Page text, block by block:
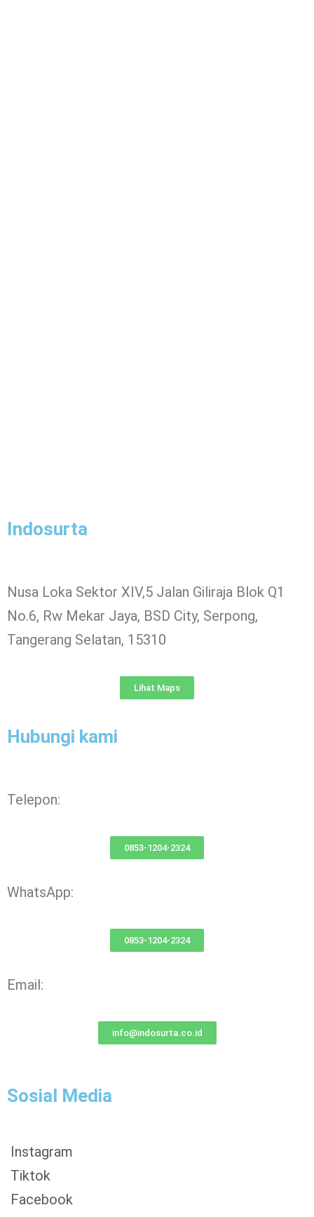
Indosurta
Nusa Loka Sektor XIV,5 Jalan Giliraja Blok Q1
No.6, Rw Mekar Jaya, BSD City, Serpong,
Tangerang Selatan, 15310
Lihat Maps
Hubungi kami
Telepon:
0853-1204-2324
WhatsApp:
0853-1204-2324
Email:
info@indosurta.co.id
Sosial Media
Instagram
Tiktok
Facebook